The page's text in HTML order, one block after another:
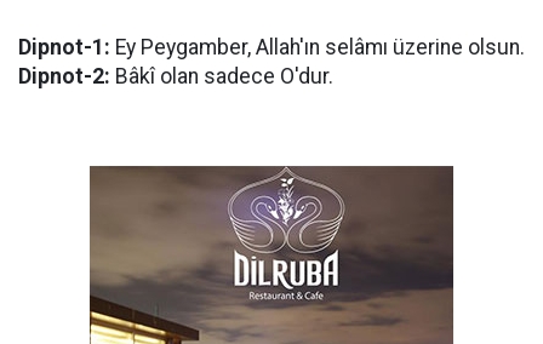
Dipnot-1: Ey Peygamber, Allah'ın selâmı üzerine olsun.
Dipnot-2: Bâkî olan sadece O'dur.